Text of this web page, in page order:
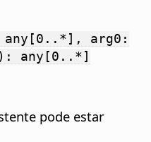
any[0..*], arg0:
any[0..*]
pode estar